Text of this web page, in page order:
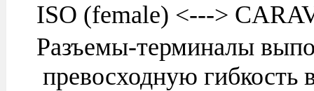
ISO (female) <--->
Разъемы-терминалы
превосходную гибкость